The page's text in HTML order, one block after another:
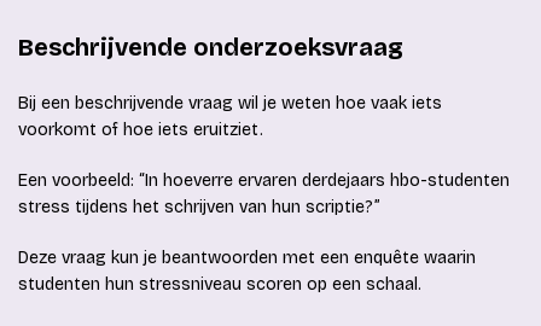
Beschrijvende onderzoeksvraag
Bij een beschrijvende vraag wil je weten hoe vaak iets
voorkomt of hoe iets eruitziet.
Een voorbeeld: “In hoeverre ervaren derdejaars hbo-studenten
stress tijdens het schrijven van hun scriptie?”
Deze vraag kun je beantwoorden met een enquête waarin
studenten hun stressniveau scoren op een schaal.